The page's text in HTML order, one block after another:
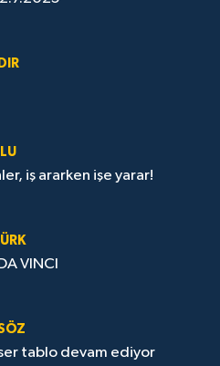
iş ararken işe yarar!
VINCI
tablo devam ediyor